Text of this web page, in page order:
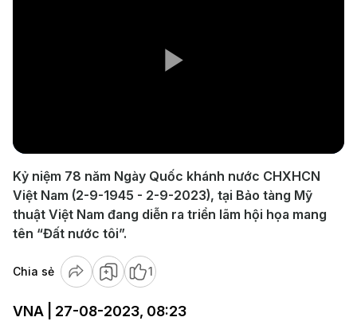
Video
Kỷ niệm 78 năm Ngày Quốc khánh nước CHXHCN
Việt Nam (2-9-1945 - 2-9-2023), tại Bảo tàng Mỹ
thuật Việt Nam đang diễn ra triển lãm hội họa mang
tên “Đất nước tôi”.
Chia sẻ 1
VNA | 27-08-2023, 08:23